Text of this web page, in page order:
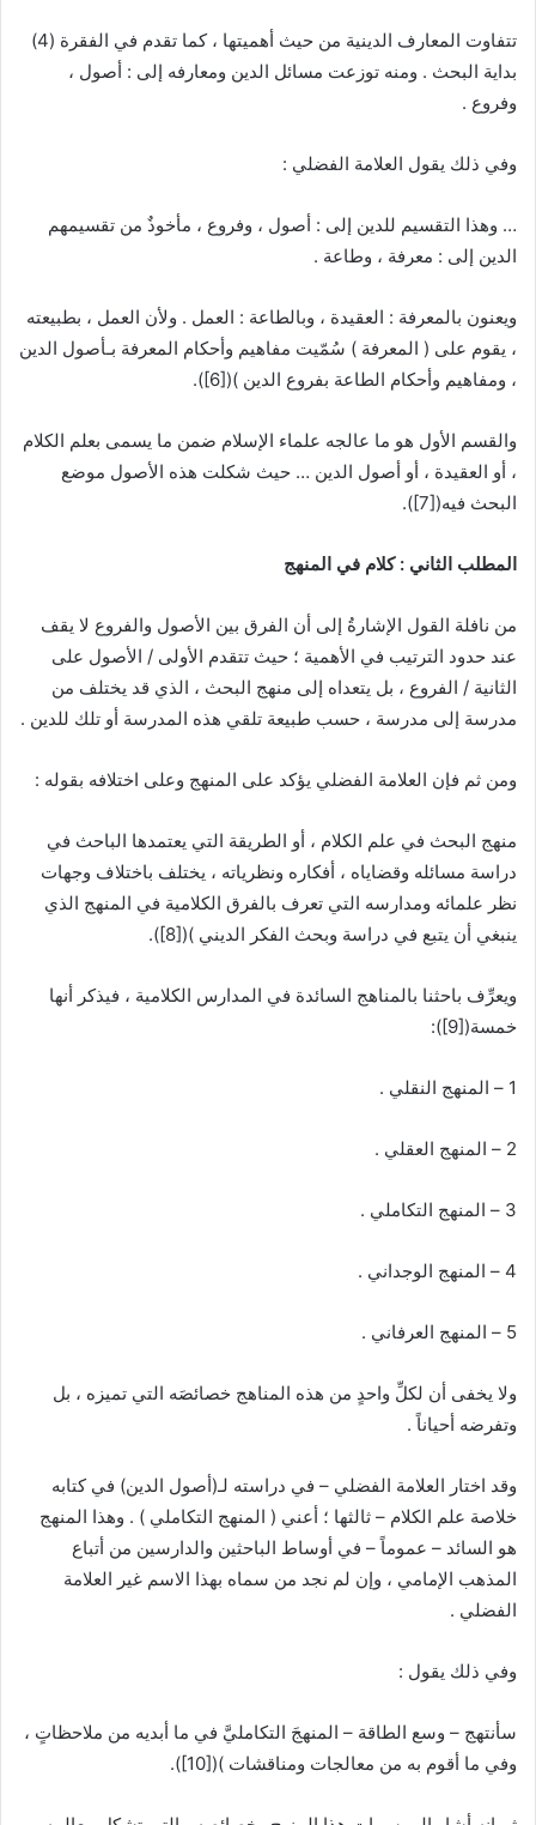
تتفاوت المعارف الدينية من حيث أهميتها ، كما تقدم في الفقرة (4)
بداية البحث . ومنه توزعت مسائل الدين ومعارفه إلى : أصول ،
وفروع .
وفي ذلك يقول العلامة الفضلي :
… وهذا التقسيم للدين إلى : أصول ، وفروع ، مأخوذٌ من تقسيمهم
الدين إلى : معرفة ، وطاعة .
ويعنون بالمعرفة : العقيدة ، وبالطاعة : العمل . ولأن العمل ، بطبيعته
، يقوم على ( المعرفة ) سُمّيت مفاهيم وأحكام المعرفة بـأصول الدين
، ومفاهيم وأحكام الطاعة بفروع الدين )([6]
).
والقسم الأول هو ما عالجه علماء الإسلام ضمن ما يسمى بعلم الكلام
، أو العقيدة ، أو أصول الدين … حيث شكلت هذه الأصول موضع
البحث فيه([7]
).
المطلب الثاني : كلام في المنهج
من نافلة القول الإشارةُ إلى أن الفرق بين الأصول والفروع لا يقف
عند حدود الترتيب في الأهمية ؛ حيث تتقدم الأولى / الأصول على
الثانية / الفروع ، بل يتعداه إلى منهج البحث ، الذي قد يختلف من
مدرسة إلى مدرسة ، حسب طبيعة تلقي هذه المدرسة أو تلك للدين .
ومن ثم فإن العلامة الفضلي يؤكد على المنهج وعلى اختلافه بقوله :
منهج البحث في علم الكلام ، أو الطريقة التي يعتمدها الباحث في
دراسة مسائله وقضاياه ، أفكاره ونظرياته ، يختلف باختلاف وجهات
نظر علمائه ومدارسه التي تعرف بالفرق الكلامية في المنهج الذي
ينبغي أن يتبع في دراسة وبحث الفكر الديني )([8]
).
ويعرِّف باحثنا بالمناهج السائدة في المدارس الكلامية ، فيذكر أنها
خمسة([9]
):
1 – المنهج النقلي .
2 – المنهج العقلي .
3 – المنهج التكاملي .
4 – المنهج الوجداني .
5 – المنهج العرفاني .
ولا يخفى أن لكلِّ واحدٍ من هذه المناهج خصائصَه التي تميزه ، بل
وتفرضه أحياناً .
وقد اختار العلامة الفضلي – في دراسته لـ(أصول الدين) في كتابه
خلاصة علم الكلام – ثالثها ؛ أعني ( المنهج التكاملي ) . وهذا المنهج
هو السائد – عموماً – في أوساط الباحثين والدارسين من أتباع
المذهب الإمامي ، وإن لم نجد من سماه بهذا الاسم غير العلامة
الفضلي .
وفي ذلك يقول :
سأنتهج – وسع الطاقة – المنهجَ التكامليَّ في ما أبديه من ملاحظاتٍ ،
وفي ما أقوم به من معالجات ومناقشات )([10]
).